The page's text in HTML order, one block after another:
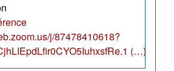
j/87478410618?
(…)